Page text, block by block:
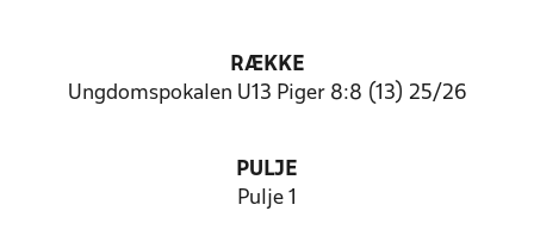
RÆKKE
Ungdomspokalen U13 Piger 8:8 (13) 25/26
PULJE
Pulje 1